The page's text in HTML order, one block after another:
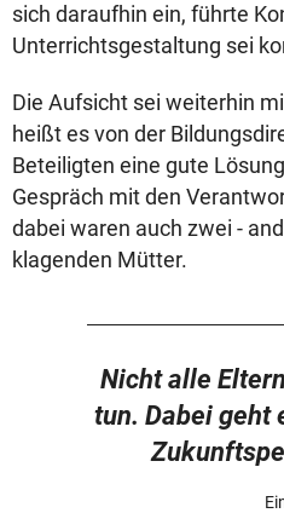
sich daraufhin ein, führte
Unterrichtsgestaltung sei
Die Aufsicht sei weiterhin
heißt es von der
Beteiligten eine gute
Gespräch mit den
dabei waren auch zwei -
klagenden Mütter.
Nicht alle
tun. Dabei geht